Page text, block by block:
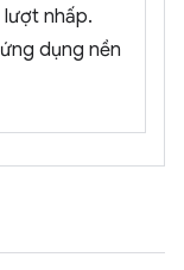
lượt nhấp.
dụng nền